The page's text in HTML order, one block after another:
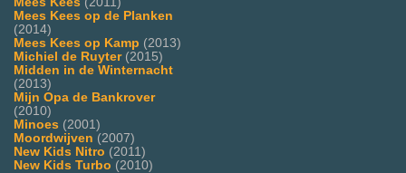
Mees Kees op de Planken
(2014)
Mees Kees op Kamp (2013)
Michiel de Ruyter(2015)
Midden in de Winternacht
(2013)
Mijn Opa de Bankrover
(2010)
Minoes (2001)
Moordwijven (2007)
New Kids Nitro (2011)
New Kids Turbo (2010)